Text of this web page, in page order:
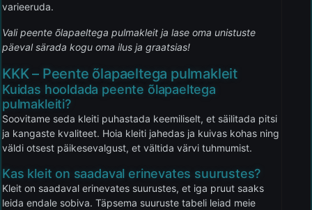
varieeruda.
Vali peente õlapaeltega pulmakleit ja lase oma unistuste
päeval särada kogu oma ilus ja graatsias!
KKK – Peente õlapaeltega pulmakleit
Kuidas hooldada peente õlapaeltega
pulmakleiti?
Soovitame seda kleiti puhastada keemiliselt, et säilitada pitsi
ja kangaste kvaliteet. Hoia kleiti jahedas ja kuivas kohas ning
väldi otsest päikesevalgust, et vältida värvi tuhmumist.
Kas kleit on saadaval erinevates suurustes?
Kleit on saadaval erinevates suurustes, et iga pruut saaks
leida endale sobiva. Täpsema suuruste tabeli leiad meie